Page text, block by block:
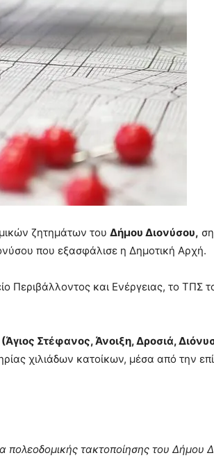
ζητημάτων του Δήμου Διονύσου,
που εξασφάλισε η Δημοτική Αρχή.
Περιβάλλοντος και Ενέργειας, το ΤΠΣ
(Άγιος Στέφανος, Άνοιξη, Δροσιά,
χιλιάδων κατοίκων, μέσα από την
τακτοποίησης του Δήμου